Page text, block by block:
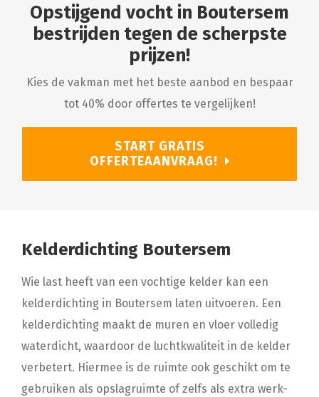
Opstijgend vocht in Boutersem
bestrijden tegen de scherpste
prijzen!
Kies de vakman met het beste aanbod en bespaar
tot 40% door offertes te vergelijken!
START GRATIS
OFFERTEAANVRAAG!
Kelderdichting Boutersem
Wie last heeft van een vochtige kelder kan een
kelderdichting in Boutersem laten uitvoeren. Een
kelderdichting maakt de muren en vloer volledig
waterdicht, waardoor de luchtkwaliteit in de kelder
verbetert. Hiermee is de ruimte ook geschikt om te
gebruiken als opslagruimte of zelfs als extra werk-